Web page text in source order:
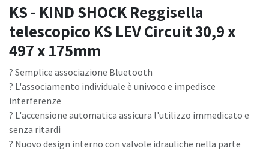
KS - KIND SHOCK Reggisella
telescopico KS LEV Circuit 30,9 x
497 x 175mm
? Semplice associazione Bluetooth
? L'associamento individuale è univoco e impedisce
interferenze
? L'accensione automatica assicura l'utilizzo immedicato e
senza ritardi
? Nuovo design interno con valvole idrauliche nella parte